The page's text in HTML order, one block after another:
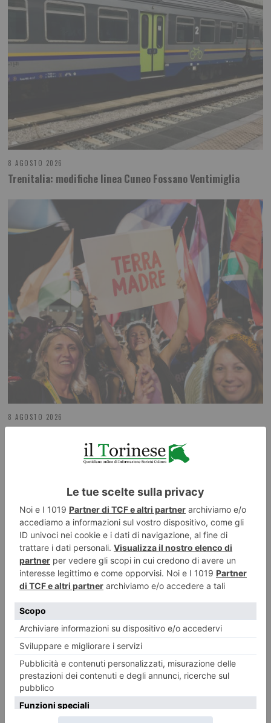
8 AGOSTO 2026
Trenitalia: modifiche linea Cuneo Fossano Ventimiglia
8 AGOSTO 2026
poco più di un mese a Torino
LASCIA UN COMMENTO